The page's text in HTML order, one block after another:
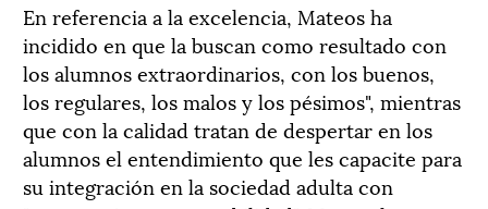
En referencia a la excelencia, Mateos ha
incidido en que la buscan como resultado con
los alumnos extraordinarios, con los buenos,
los regulares, los malos y los pésimos", mientras
que con la calidad tratan de despertar en los
alumnos el entendimiento que les capacite para
su integración en la sociedad adulta con